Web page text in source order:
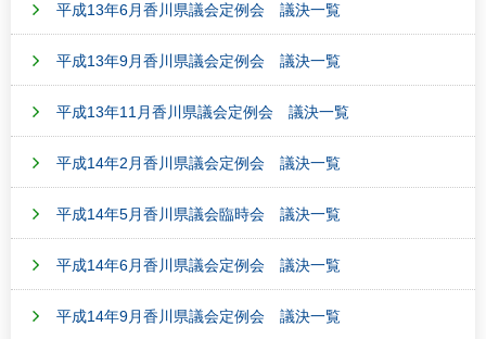
平成13年6月香川県議会定例会 議決一覧
平成13年9月香川県議会定例会 議決一覧
平成13年11月香川県議会定例会 議決一覧
平成14年2月香川県議会定例会 議決一覧
平成14年5月香川県議会臨時会 議決一覧
平成14年6月香川県議会定例会 議決一覧
平成14年9月香川県議会定例会 議決一覧